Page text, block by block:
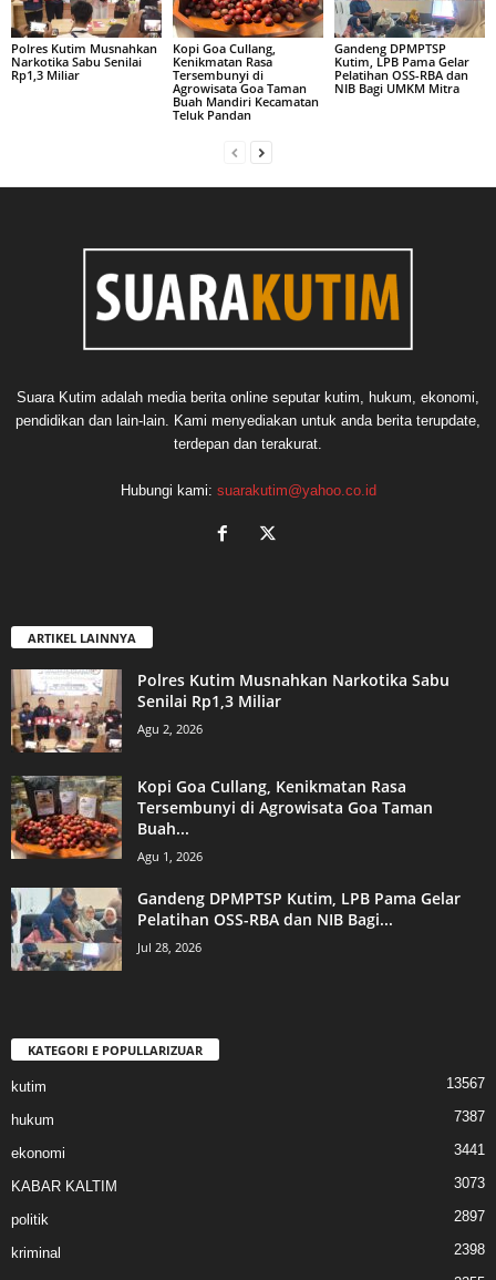
Polres Kutim Musnahkan
Narkotika Sabu Senilai
Rp1,3 Miliar
Kopi Goa Cullang,
Kenikmatan Rasa
Tersembunyi di
Agrowisata Goa Taman
Buah Mandiri Kecamatan
Teluk Pandan
Gandeng DPMPTSP
Kutim, LPB Pama Gelar
Pelatihan OSS-RBA dan
NIB Bagi UMKM Mitra
Suara Kutim adalah media berita online seputar kutim, hukum, ekonomi,
pendidikan dan lain-lain. Kami menyediakan untuk anda berita terupdate,
terdepan dan terakurat.
Hubungi kami: suarakutim@yahoo.co.id
ARTIKEL LAINNYA
Polres Kutim Musnahkan Narkotika Sabu
Senilai Rp1,3 Miliar
Agu 2, 2026
Kopi Goa Cullang, Kenikmatan Rasa
Tersembunyi di Agrowisata Goa Taman
Buah...
Agu 1, 2026
Gandeng DPMPTSP Kutim, LPB Pama Gelar
Pelatihan OSS-RBA dan NIB Bagi...
Jul 28, 2026
KATEGORI E POPULLARIZUAR
kutim 13567
hukum 7387
ekonomi 3441
KABAR KALTIM 3073
politik 2897
kriminal 2398